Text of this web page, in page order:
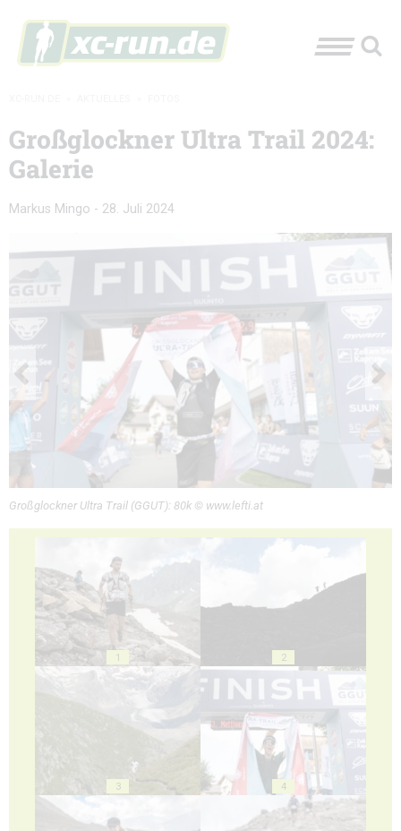
Großglockner Ultra Trail 2024:
Galerie
Markus Mingo - 28. Juli 2024
Großglockner Ultra Trail (GGUT): 80k © www.lefti.at
1 2
3 4